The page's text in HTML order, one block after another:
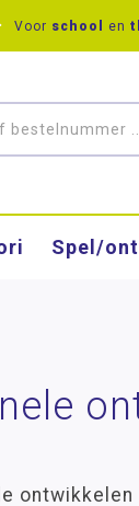
Voor school en
Spel/